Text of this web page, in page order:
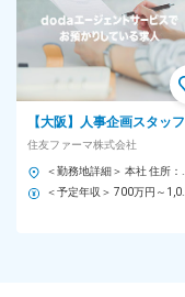
【大阪】人事企画スタッフ
住友ファーマ株式会社